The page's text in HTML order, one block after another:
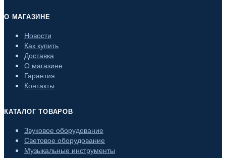
О МАГАЗИНЕ
Новости
Как купить
Доставка
О магазине
Гарантия
Контакты
КАТАЛОГ ТОВАРОВ
Звуковое оборудование
Световое оборудование
Музыкальные инструменты